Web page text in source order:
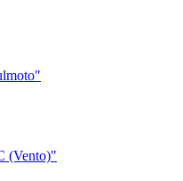
(Vento)"